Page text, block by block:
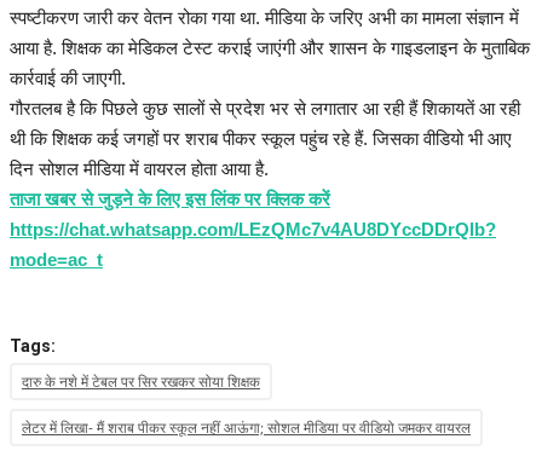
स्पष्टीकरण जारी कर वेतन रोका गया था. मीडिया के जरिए अभी का मामला संज्ञान में
आया है. शिक्षक का मेडिकल टेस्ट कराई जाएंगी और शासन के गाइडलाइन के मुताबिक
कार्रवाई की जाएगी.
गौरतलब है कि पिछले कुछ सालों से प्रदेश भर से लगातार आ रही हैं शिकायतें आ रही
थी कि शिक्षक कई जगहों पर शराब पीकर स्कूल पहुंच रहे हैं. जिसका वीडियो भी आए
दिन सोशल मीडिया में वायरल होता आया है.
ताजा खबर से जुड़ने के लिए इस लिंक पर क्लिक करें
https://chat.whatsapp.com/LEzQMc7v4AU8DYccDDrQlb?
mode=ac_t
Tags:
दारु के नशे में टेबल पर सिर रखकर सोया शिक्षक
लेटर में लिखा- मैं शराब पीकर स्कूल नहीं आऊंगा; सोशल मीडिया पर वीडियो जमकर वायरल